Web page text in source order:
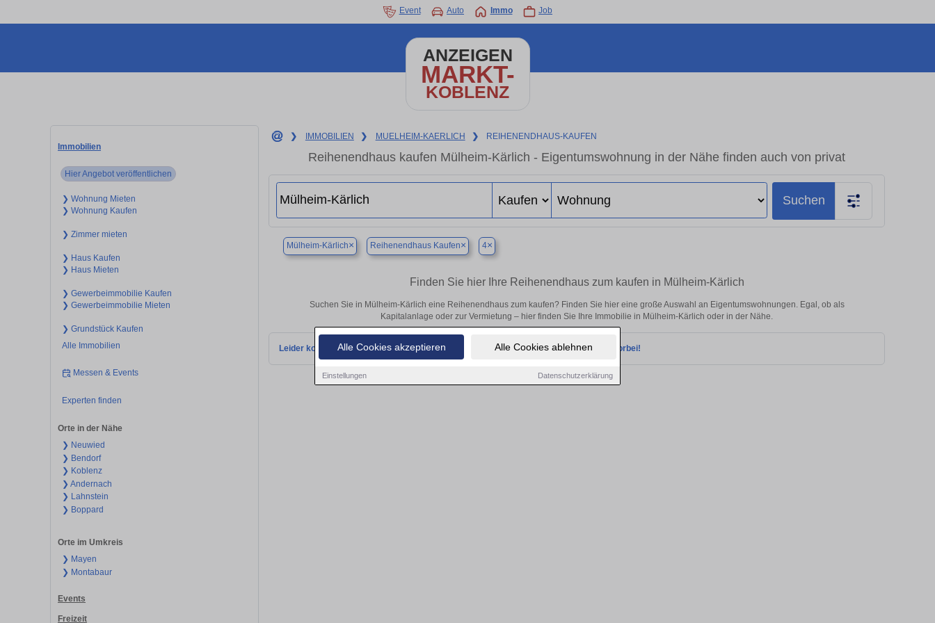
Alle Cookies akzeptieren Alle Cookies ablehnen
Einstellungen Datenschutzerklärung
Event Auto Immo Job
ANZEIGEN
MARKT-
KOBLENZ
Immobilien
Hier Angebot veröffentlichen
❯ Wohnung Mieten
❯ Wohnung Kaufen
❯ Zimmer mieten
❯ Haus Kaufen
❯ Haus Mieten
❯ Gewerbeimmobilie Kaufen
❯ Gewerbeimmobilie Mieten
❯ Grundstück Kaufen
Alle Immobilien
Messen & Events
Experten finden
Orte in der Nähe
❯ Neuwied
❯ Bendorf
❯ Koblenz
❯ Andernach
❯ Lahnstein
❯ Boppard
Orte im Umkreis
❯ Mayen
❯ Montabaur
Events
Freizeit
❯ IMMOBILIEN ❯ MUELHEIM-KAERLICH ❯ REIHENENDHAUS-KAUFEN
Reihenendhaus kaufen Mülheim-Kärlich - Eigentumswohnung in der Nähe finden auch von privat
Suchen
Mülheim-Kärlich× Reihenendhaus Kaufen× 4×
Finden Sie hier Ihre Reihenendhaus zum kaufen in Mülheim-Kärlich
Suchen Sie in Mülheim-Kärlich eine Reihenendhaus zum kaufen? Finden Sie hier eine große Auswahl an Eigentumswohnungen. Egal, ob als
Kapitalanlage oder zur Vermietung – hier finden Sie Ihre Immobilie in Mülheim-Kärlich oder in der Nähe.
Leider konnten wir derzeit keine passenden Objekte finden. Schauen Sie bald wieder vorbei!